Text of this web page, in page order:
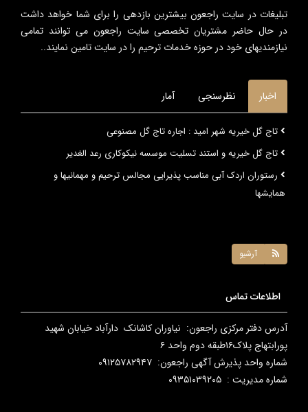
تبلیغات در سایت راجعون بیشترین بازدهی را برای شما خواهد داشت
در حال حاضر مشتریان تخصصی سایت راجعون می توانند تمامی
نیازمندیهای خود در حوزه خدمات ترحیم را در سایت تامین نمایند..
اخبار نظرسنجی آمار
تاج گل خیریه شهر امید : اجاره تاج گل مصنوعی
تاج گل خیریه و استند تسلیت موسسه نیکوکاری رعد الغدیر
رستوران اردک آبی مناسب پذیرایی مجالس ترحیم و مهمانیها و
همایشها
آرشیو
اطلاعات تماس
آدرس دفتر مرکزی راجعون: نیاوران کاشانک دارآباد خیابان شهید
پورابتهاج پلاک۱۶طبقه دوم واحد ۶
شماره واحد پذیرش آگهی راجعون: ۰۹۱۲۵۷۸۲۹۴۷
شماره مدیریت : ۰۹۳۵۱۰۳۹۲۰۵